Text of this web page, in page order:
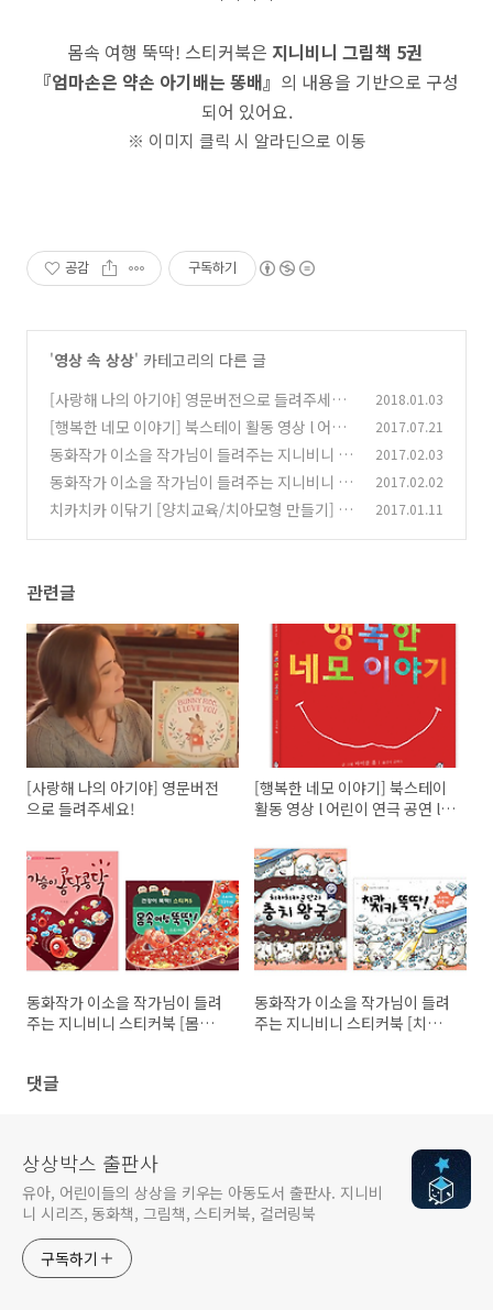
몸속 여행 뚝딱! 스티커북은 지니비니 그림책 5권
『엄마손은 약손 아기배는 똥배』 의 내용을 기반으로 구성
되어 있어요.
※ 이미지 클릭 시 알라딘으로 이동
공감 구독하기
'영상 속 상상' 카테고리의 다른 글
[사랑해 나의 아기야] 영문버전으로 들려주세요!
(0)
2018.01.03
[행복한 네모 이야기] 북스테이 활동 영상 l 어린
이 연극 공연 l 미술활동
(0)
2017.07.21
동화작가 이소을 작가님이 들려주는 지니비니 스
티커북 [몸속 여행 뚝딱!] 영상
(0)
2017.02.03
동화작가 이소을 작가님이 들려주는 지니비니 스
티커북 [치카치카 뚝딱!] 영상
(0)
2017.02.02
치카치카 이닦기 [양치교육/치아모형 만들기] 지
2017.01.11
관련글
[사랑해 나의 아기야] 영문버전
으로 들려주세요!
[행복한 네모 이야기] 북스테이
활동 영상 l 어린이 연극 공연 l
동화작가 이소을 작가님이 들려
주는 지니비니 스티커북 [몸속
동화작가 이소을 작가님이 들려
주는 지니비니 스티커북 [치카치
댓글
상상박스 출판사
유아, 어린이들의 상상을 키우는 아동도서 출판사. 지니비
니 시리즈, 동화책, 그림책, 스티커북, 컬러링북
구독하기